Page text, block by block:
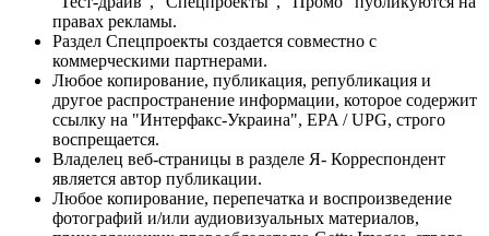
правах рекламы.
Раздел Спецпроекты создается совместно с
коммерческими партнерами.
Любое копирование, публикация, републикация и
другое распространение информации, которое содержит
ссылку на "Интерфакс-Украина", EPA / UPG, строго
воспрещается.
Владелец веб-страницы в разделе Я- Корреспондент
является автор публикации.
Любое копирование, перепечатка и воспроизведение
фотографий и/или аудиовизуальных материалов,